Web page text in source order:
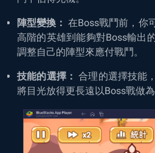
陣型變換： 在Boss戰鬥前，你
高階的英雄到能夠對Boss輸出
調整自己的陣型來應付戰鬥。
技能的選擇： 合理的選擇技能
將目光放得更長遠以Boss戰做